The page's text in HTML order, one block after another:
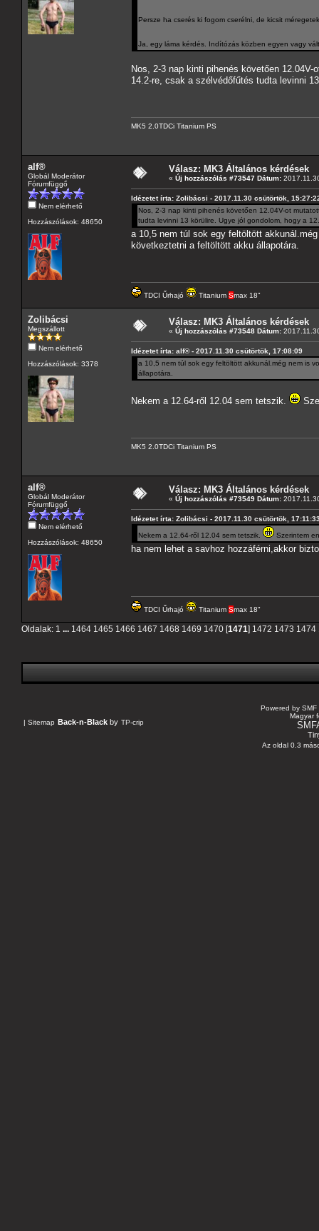
Persze ha cserés ki fogom cserélni, de kicsit
Ja, egy láma kérdés. Indítózás közben egyen vagy
Nos, 2-3 nap kinti pihenés követően
14.2-re, csak a szélvédőfűtés tudta levinni
MK5 2.0TDCi Titanium PS
alf®
Globál Moderátor
Fórumfüggő
Nem elérhető
Hozzászólások: 48650
Válasz: MK3 Általános kérdések
« Új hozzászólás #73547 Dátum:
Idézetet írta: Zolibácsi - 2017.11.30 csütörtök,
Nos, 2-3 nap kinti pihenés követően 12.04V-ot
tudta levinni 13 körülire. Ugye jól gondolom, hogy a
a 10,5 nem túl sok egy feltöltött
következtetni a feltöltött akku állapotára.
TDCI Űrhajó Titanium Smax 18"
Zolibácsi
Megszállott
Nem elérhető
Hozzászólások: 3378
Válasz: MK3 Általános kérdések
« Új hozzászólás #73548 Dátum:
Idézetet írta: alf® - 2017.11.30 csütörtök, 17:08:09
a 10,5 nem túl sok egy feltöltött akkunál.még nem is
állapotára.
Nekem a 12.64-ről 12.04 sem tetszik.
MK5 2.0TDCi Titanium PS
alf®
Globál Moderátor
Fórumfüggő
Nem elérhető
Hozzászólások: 48650
Válasz: MK3 Általános kérdések
« Új hozzászólás #73549 Dátum:
Idézetet írta: Zolibácsi - 2017.11.30 csütörtök,
Nekem a 12.64-ről 12.04 sem tetszik. Szerintem
ha nem lehet a savhoz hozzáférni,akkor
TDCI Űrhajó Titanium Smax 18"
Oldalak: 1 ... 1464 1465 1466 1467 1468 1469 1470 [1471] 1472 1473 1474
| Sitemap Back-n-Black by TP-crip
Powered by SMF
Magyar
Az oldal 0.3